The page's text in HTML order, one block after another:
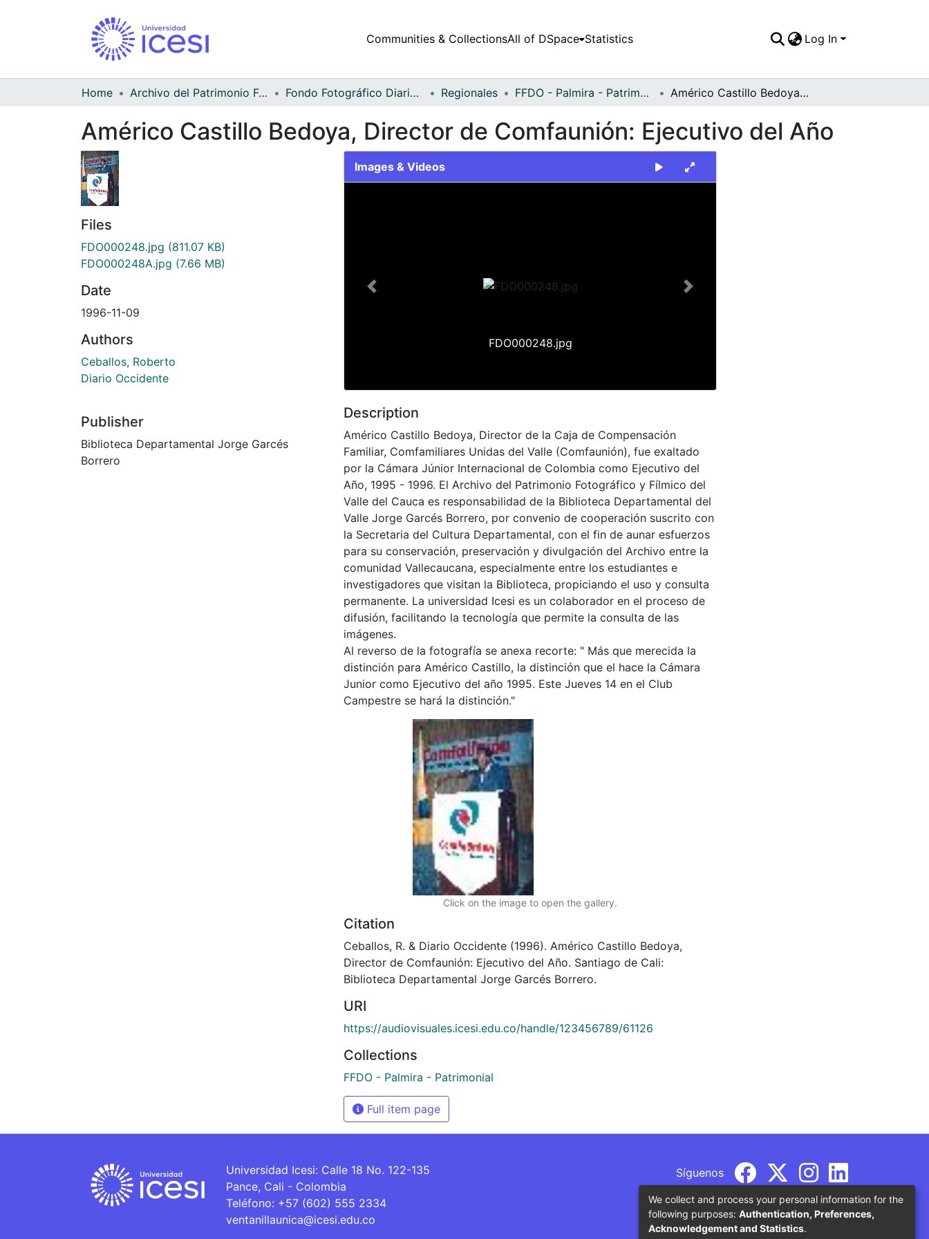
Communities & CollectionsAll of DSpace Statistics Log In
Home Archivo del Patrimonio Fotográfico y Fílmico del Valle del Cauca Fondo Fotográfico Diario Occidente Regionales FFDO - Palmira - Patrimonial Américo Castillo Bedoya, Director de Comfaunión: Ejecutivo del Año
Américo Castillo Bedoya, Director de Comfaunión: Ejecutivo del Año
Files
FDO000248.jpg (811.07 KB)
FDO000248A.jpg (7.66 MB)
Date
1996-11-09
Authors
Ceballos, Roberto
Diario Occidente
Publisher
Biblioteca Departamental Jorge Garcés
Borrero
Images & Videos
FDO000248.jpg
Previous Next
Description
Américo Castillo Bedoya, Director de la Caja de Compensación
Familiar, Comfamiliares Unidas del Valle (Comfaunión), fue exaltado
por la Cámara Júnior Internacional de Colombia como Ejecutivo del
Año, 1995 - 1996. El Archivo del Patrimonio Fotográfico y Fílmico del
Valle del Cauca es responsabilidad de la Biblioteca Departamental del
Valle Jorge Garcés Borrero, por convenio de cooperación suscrito con
la Secretaria del Cultura Departamental, con el fin de aunar esfuerzos
para su conservación, preservación y divulgación del Archivo entre la
comunidad Vallecaucana, especialmente entre los estudiantes e
investigadores que visitan la Biblioteca, propiciando el uso y consulta
permanente. La universidad Icesi es un colaborador en el proceso de
difusión, facilitando la tecnología que permite la consulta de las
imágenes.
Al reverso de la fotografía se anexa recorte: " Más que merecida la
distinción para Américo Castillo, la distinción que el hace la Cámara
Junior como Ejecutivo del año 1995. Este Jueves 14 en el Club
Campestre se hará la distinción."
Click on the image to open the gallery.
Citation
Ceballos, R. & Diario Occidente (1996). Américo Castillo Bedoya,
Director de Comfaunión: Ejecutivo del Año. Santiago de Cali:
Biblioteca Departamental Jorge Garcés Borrero.
URI
https://audiovisuales.icesi.edu.co/handle/123456789/61126
Collections
FFDO - Palmira - Patrimonial
Full item page
Universidad Icesi: Calle 18 No. 122-135
Pance, Cali - Colombia
Teléfono: +57 (602) 555 2334
ventanillaunica@icesi.edu.co
Síguenos
We collect and process your personal information for the
following purposes: Authentication, Preferences,
Acknowledgement and Statistics.